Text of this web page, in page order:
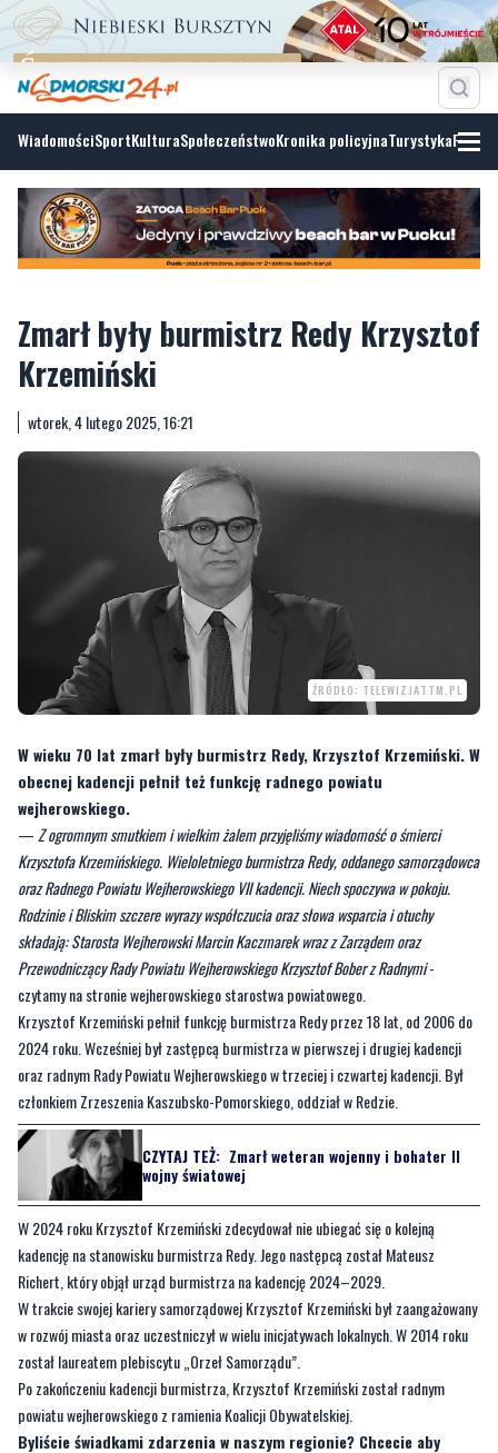
WiadomościSportKulturaSpołeczeństwoKronika policyjnaTurystyka
Zmarł były burmistrz Redy Krzysztof
wtorek, 4 lutego 2025, 16:21
ŹRÓDŁO: TELEWIZJATTM.PL
W wieku 70 lat zmarł były burmistrz Redy, Krzysztof Krzemiński. W
obecnej kadencji pełnił też funkcję radnego powiatu
—Z ogromnym smutkiem i wielkim żalem przyjęliśmy wiadomość o śmierci
Krzysztofa Krzemińskiego. Wieloletniego burmistrza Redy, oddanego samorządowca
oraz Radnego Powiatu Wejherowskiego VII kadencji. Niech spoczywa w pokoju.
Rodzinie i Bliskim szczere wyrazy współczucia oraz słowa wsparcia i otuchy
składają: Starosta Wejherowski Marcin Kaczmarek wraz z Zarządem oraz
Przewodniczący Rady Powiatu Wejherowskiego Krzysztof Bober z Radnymi-
czytamy na stronie wejherowskiego starostwa powiatowego.
Krzysztof Krzemiński pełnił funkcję burmistrza Redy przez 18 lat, od 2006 do
2024 roku. Wcześniej był zastępcą burmistrza w pierwszej i drugiej kadencji
oraz radnym Rady Powiatu Wejherowskiego w trzeciej i czwartej kadencji. Był
członkiem Zrzeszenia Kaszubsko-Pomorskiego, oddział w Redzie.
CZYTAJ TEŻ:Zmarł weteran wojenny i bohater II
wojny światowej
W 2024 roku Krzysztof Krzemiński zdecydował nie ubiegać się o kolejną
kadencję na stanowisku burmistrza Redy. Jego następcą został Mateusz
Richert, który objął urząd burmistrza na kadencję 2024–2029.
W trakcie swojej kariery samorządowej Krzysztof Krzemiński był zaangażowany
w rozwój miasta oraz uczestniczył w wielu inicjatywach lokalnych. W 2014 roku
został laureatem plebiscytu „Orzeł Samorządu”.
Po zakończeniu kadencji burmistrza, Krzysztof Krzemiński został radnym
powiatu wejherowskiego z ramienia Koalicji Obywatelskiej.
Byliście świadkami zdarzenia w naszym regionie? Chcecie aby
nasza redakcja zajęła się jakimś tematem? Czekamy na Wasze
sygnały i informacje. Można kontaktować się z naszą redakcją za
pośrednictwemstrony facebookoweji mailowo: